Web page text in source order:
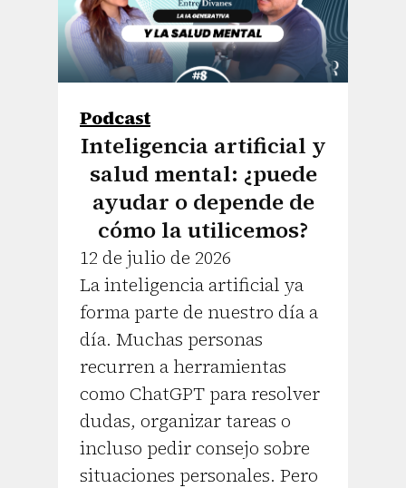
Podcast
Inteligencia artificial y
salud mental: ¿puede
ayudar o depende de
cómo la utilicemos?
12 de julio de 2026
La inteligencia artificial ya
forma parte de nuestro día a
día. Muchas personas
recurren a herramientas
como ChatGPT para resolver
dudas, organizar tareas o
incluso pedir consejo sobre
situaciones personales. Pero